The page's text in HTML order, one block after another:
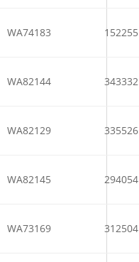
WA74183 152255
WA82144 343332
WA82129 335526
WA82145 294054
WA73169 312504